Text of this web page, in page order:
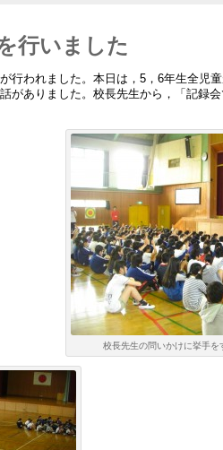
行いました
行われました。本日は，5，6年生全児
がありました。校長先生から，「記録
校長先生の問いかけに挙手